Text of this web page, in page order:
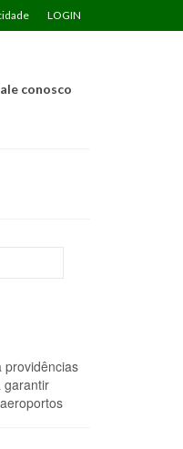
LOGIN
conosco
providências
garantir